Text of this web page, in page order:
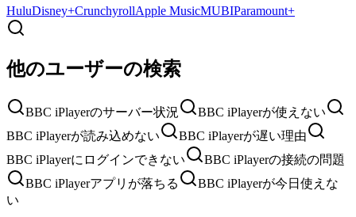
HuluDisney+CrunchyrollApple MusicMUBIParamount+
他のユーザーの検索
BBC iPlayerのサーバー状況
BBC iPlayerが使えない
BBC iPlayerが読み込めない
BBC iPlayerが遅い理由
BBC iPlayerにログインできない
BBC iPlayerの接続の問題
BBC iPlayerアプリが落ちる
BBC iPlayerが今日使えな
い